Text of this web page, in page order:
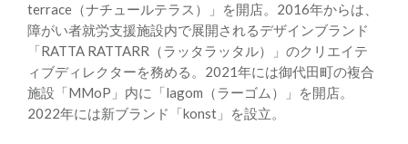
terrace（ナチュールテラス）」を開店。2016年からは、
障がい者就労支援施設内で展開されるデザインブランド
「RATTA RATTARR（ラッタラッタル）」のクリエイテ
ィブディレクターを務める。2021年には御代田町の複合
施設「MMoP」内に「lagom（ラーゴム）」を開店。
2022年には新ブランド「konst」を設立。